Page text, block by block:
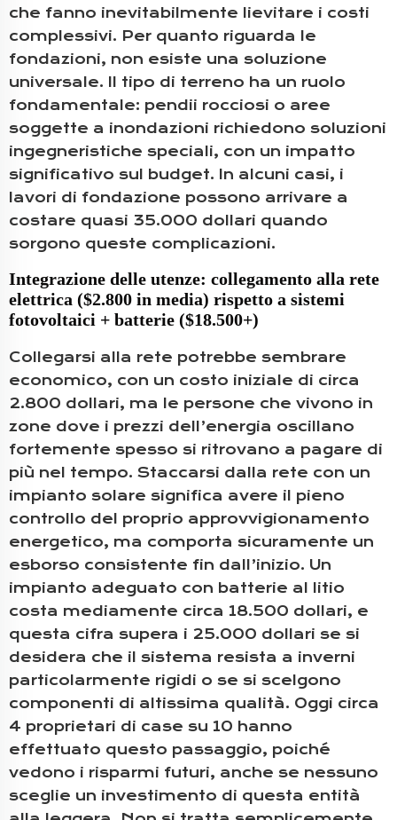
che fanno inevitabilmente lievitare i costi
complessivi. Per quanto riguarda le
fondazioni, non esiste una soluzione
universale. Il tipo di terreno ha un ruolo
fondamentale: pendii rocciosi o aree
soggette a inondazioni richiedono soluzioni
ingegneristiche speciali, con un impatto
significativo sul budget. In alcuni casi, i
lavori di fondazione possono arrivare a
costare quasi 35.000 dollari quando
sorgono queste complicazioni.
Integrazione delle utenze: collegamento alla rete
elettrica ($2.800 in media) rispetto a sistemi
fotovoltaici + batterie ($18.500+)
Collegarsi alla rete potrebbe sembrare
economico, con un costo iniziale di circa
2.800 dollari, ma le persone che vivono in
zone dove i prezzi dell’energia oscillano
fortemente spesso si ritrovano a pagare di
più nel tempo. Staccarsi dalla rete con un
impianto solare significa avere il pieno
controllo del proprio approvvigionamento
energetico, ma comporta sicuramente un
esborso consistente fin dall’inizio. Un
impianto adeguato con batterie al litio
costa mediamente circa 18.500 dollari, e
questa cifra supera i 25.000 dollari se si
desidera che il sistema resista a inverni
particolarmente rigidi o se si scelgono
componenti di altissima qualità. Oggi circa
4 proprietari di case su 10 hanno
effettuato questo passaggio, poiché
vedono i risparmi futuri, anche se nessuno
sceglie un investimento di questa entità